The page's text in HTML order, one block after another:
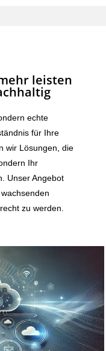
leisten
echte
für Ihre
wir Lösungen, die
Ihr
Unser Angebot
zu werden.